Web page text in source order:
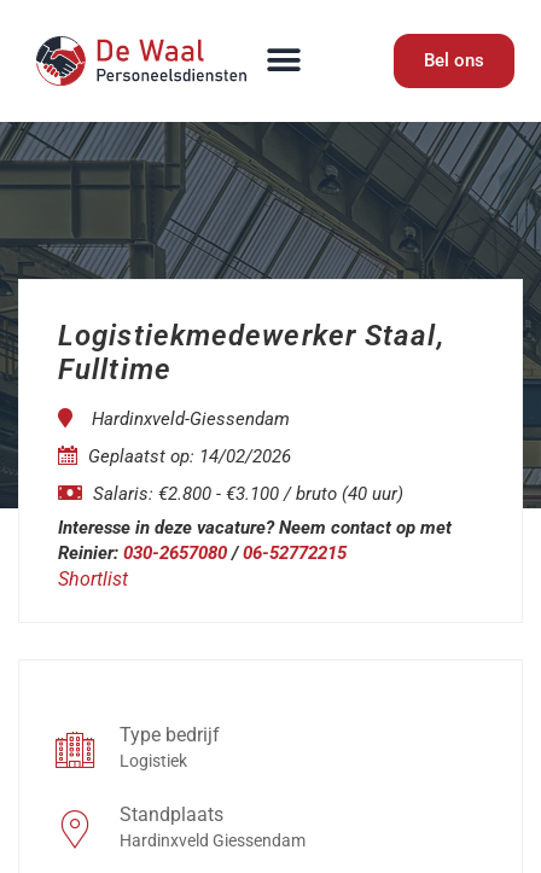
Bel ons
Logistiekmedewerker Staal,
Fulltime
Hardinxveld-Giessendam
Geplaatst op: 14/02/2026
Salaris: €2.800 - €3.100 / bruto (40 uur)
Interesse in deze vacature? Neem contact op met
Reinier: 030-2657080/06-52772215
Shortlist
Type bedrijf
Logistiek
Standplaats
Hardinxveld Giessendam